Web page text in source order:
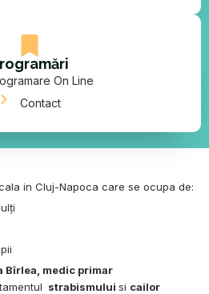
On Line
Contact
in Cluj-Napoca care se ocupa de:
Bîrlea medic primar
strabismului si cailor